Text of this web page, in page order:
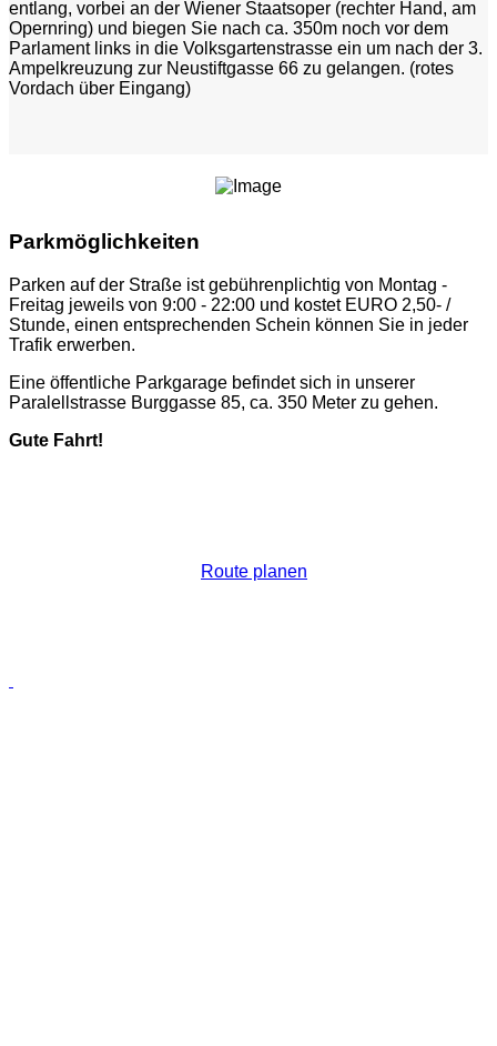
entlang, vorbei an der Wiener Staatsoper (rechter Hand, am
Opernring) und biegen Sie nach ca. 350m noch vor dem
Parlament links in die Volksgartenstrasse ein um nach der 3.
Ampelkreuzung zur Neustiftgasse 66 zu gelangen. (rotes
Vordach über Eingang)
Parkmöglichkeiten
Parken auf der Straße ist gebührenplichtig von Montag -
Freitag jeweils von 9:00 - 22:00 und kostet EURO 2,50- /
Stunde, einen entsprechenden Schein können Sie in jeder
Trafik erwerben.
Eine öffentliche Parkgarage befindet sich in unserer
Paralellstrasse Burggasse 85, ca. 350 Meter zu gehen.
Gute Fahrt!
Route planen